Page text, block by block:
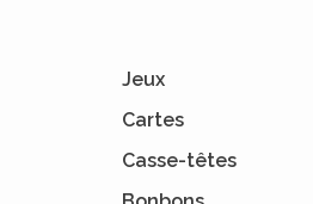
Jeux
Cartes
Casse-têtes